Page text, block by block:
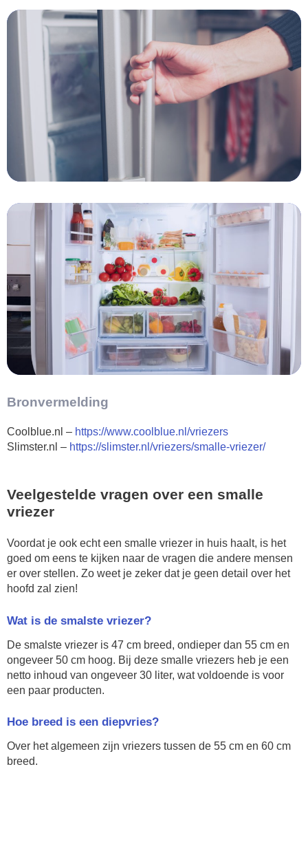
Bronvermelding
Coolblue.nl – https://www.coolblue.nl/vriezers
Slimster.nl – https://slimster.nl/vriezers/smalle-vriezer/
Veelgestelde vragen over een smalle
vriezer
Voordat je ook echt een smalle vriezer in huis haalt, is het
goed om eens te kijken naar de vragen die andere mensen
er over stellen. Zo weet je zeker dat je geen detail over het
hoofd zal zien!
Wat is de smalste vriezer?
De smalste vriezer is 47 cm breed, ondieper dan 55 cm en
ongeveer 50 cm hoog. Bij deze smalle vriezers heb je een
netto inhoud van ongeveer 30 liter, wat voldoende is voor
een paar producten.
Hoe breed is een diepvries?
Over het algemeen zijn vriezers tussen de 55 cm en 60 cm
breed.